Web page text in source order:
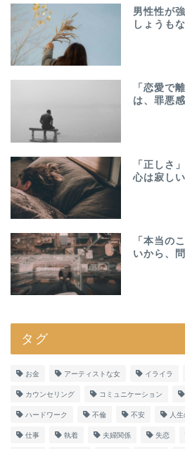
男性性が
しょうも
「恋愛で
は、罪悪
「正しさ
心は寂し
「本当の
いから、
タグ
お金 アーティストな女 イライラ
カウンセリング コミュニケーション
ハードワーク 不倫 不安 人
仕事 執着 夫婦関係 失恋